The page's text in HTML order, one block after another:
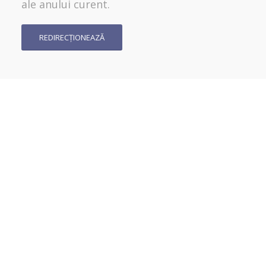
ale anului curent.
REDIRECȚIONEAZĂ